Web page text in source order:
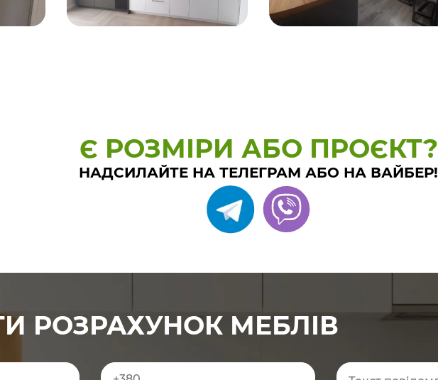
Є РОЗМІРИ АБО ПРОЄКТ?
НАДСИЛАЙТЕ НА ТЕЛЕГРАМ АБО НА ВАЙБЕР!
РОЗРАХУНОК МЕБЛІВ